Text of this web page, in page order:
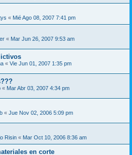
« Mié Ago 08, 2007 7:41 pm
« Mar Jun 26, 2007 9:53 am
« Vie Jun 01, 2007 1:35 pm
« Mar Abr 03, 2007 4:34 pm
« Jue Nov 02, 2006 5:09 pm
Risin « Mar Oct 10, 2006 8:36 am
en corte